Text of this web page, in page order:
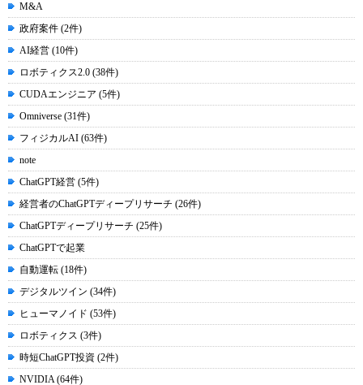
M&A
政府案件 (2件)
AI経営 (10件)
ロボティクス2.0 (38件)
CUDAエンジニア (5件)
Omniverse (31件)
フィジカルAI (63件)
note
ChatGPT経営 (5件)
経営者のChatGPTディープリサーチ (26件)
ChatGPTディープリサーチ (25件)
ChatGPTで起業
自動運転 (18件)
デジタルツイン (34件)
ヒューマノイド (53件)
ロボティクス (3件)
時短ChatGPT投資 (2件)
NVIDIA (64件)